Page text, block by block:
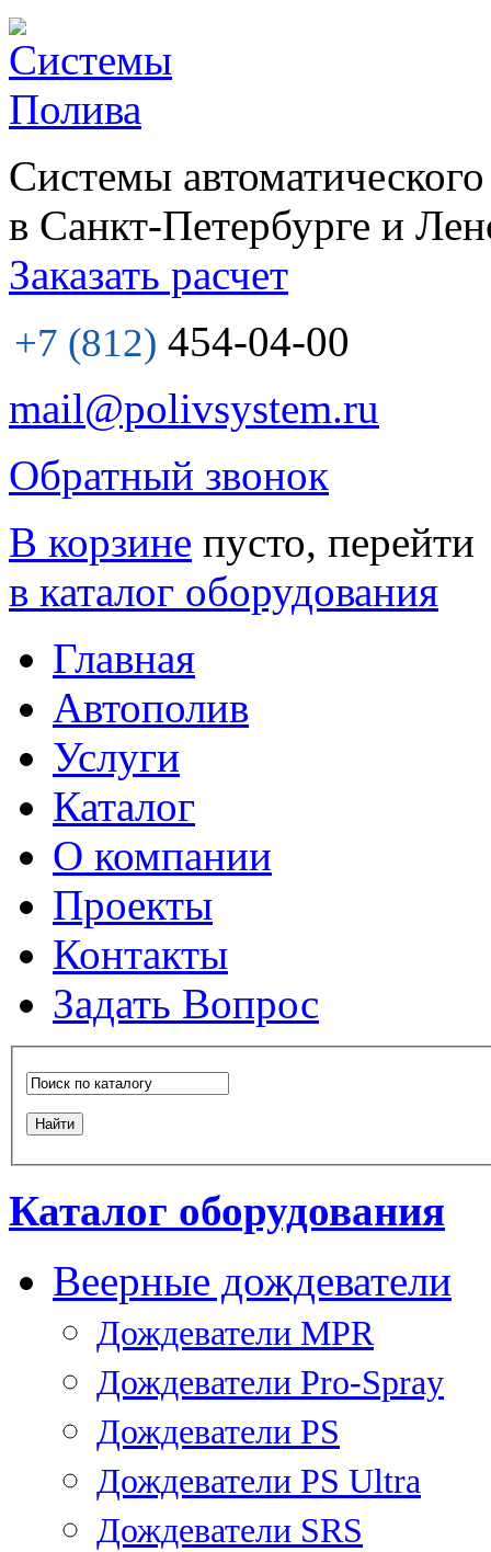
Системы
в Санкт-Петербурге и
Заказать расчет
+7 (812) 454-04-00
mail@polivsystem.ru
Обратный звонок
В корзине пусто, перейти
в каталог оборудования
Главная
Автополив
Услуги
Каталог
О компании
Проекты
Контакты
Задать Вопрос
Каталог оборудования
Веерные дождеватели
Дождеватели MPR
Дождеватели Pro-Spray
Дождеватели PS
Дождеватели PS Ultra
Дождеватели SRS